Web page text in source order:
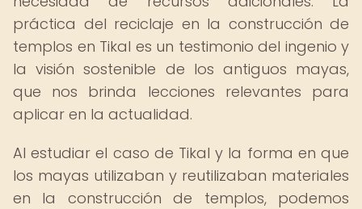
práctica del reciclaje en la construcción de
templos en Tikal es un testimonio del ingenio y
la visión sostenible de los antiguos mayas,
que nos brinda lecciones relevantes para
aplicar en la actualidad.
Al estudiar el caso de Tikal y la forma en que
los mayas utilizaban y reutilizaban materiales
en la construcción de templos, podemos